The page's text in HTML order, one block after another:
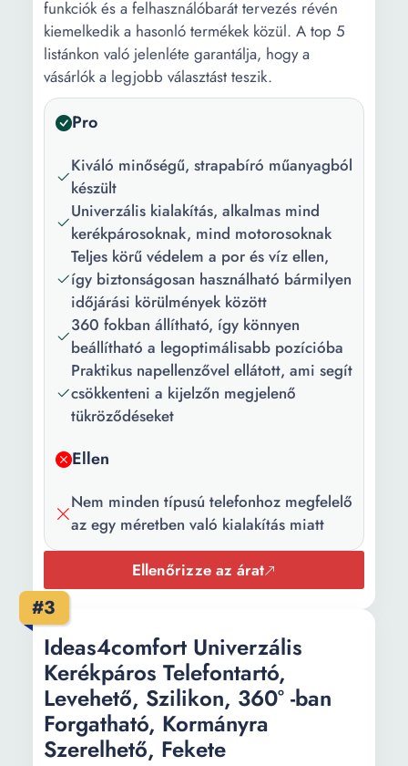
funkciók és a felhasználóbarát tervezés révén
kiemelkedik a hasonló termékek közül. A top 5
listánkon való jelenléte garantálja, hogy a
vásárlók a legjobb választást teszik.
Pro
Kiváló minőségű, strapabíró műanyagból
készült
Univerzális kialakítás, alkalmas mind
kerékpárosoknak, mind motorosoknak
Teljes körű védelem a por és víz ellen,
így biztonságosan használható bármilyen
időjárási körülmények között
360 fokban állítható, így könnyen
beállítható a legoptimálisabb pozícióba
Praktikus napellenzővel ellátott, ami segít
csökkenteni a kijelzőn megjelenő
tükröződéseket
Ellen
Nem minden típusú telefonhoz megfelelő
az egy méretben való kialakítás miatt
Ellenőrizze az árat
#3
Ideas4comfort Univerzális
Kerékpáros Telefontartó,
Levehető, Szilikon, 360° -ban
Forgatható, Kormányra
Szerelhető, Fekete